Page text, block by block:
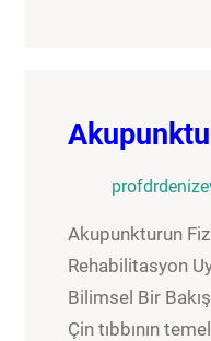
Akupunkturun
Rehabilitasyon
Bilimsel Bir
Çin tıbbının